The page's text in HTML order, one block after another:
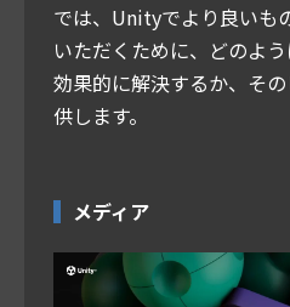
では、Unityでより良いも
いただくために、どのよ
効果的に解決するか、そ
供します。
メディア